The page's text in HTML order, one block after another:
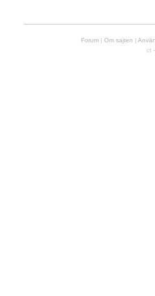
Forum | Om sajten |
ct